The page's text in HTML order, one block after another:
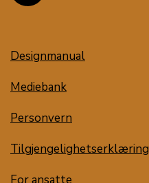
Designmanual
Mediebank
Personvern
Tilgjengelighetserklæring